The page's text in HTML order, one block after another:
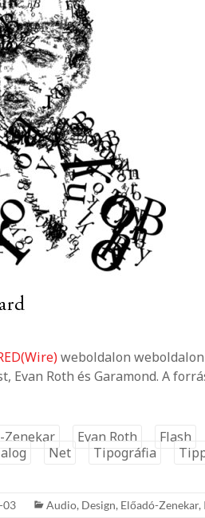
weboldalon weboldalon
Evan Roth és Garamond. A
Zenekar Evan Roth Flash
Net Tipográfia
03 Audio, Design, Előadó-Zenekar,